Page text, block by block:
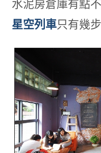
水泥房倉庫有點
星空列車只有幾